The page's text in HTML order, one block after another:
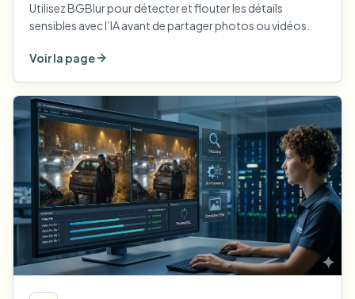
Utilisez BGBlur pour détecter et flouter les détails
sensibles avec l’IA avant de partager photos ou vidéos.
Voir la page